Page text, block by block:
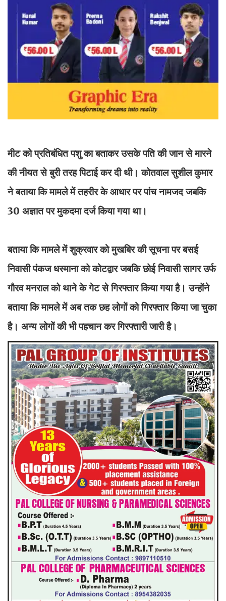
मीट को प्रतिबंधित पशु का बताकर उसके पति की जान से मारने
की नीयत से बुरी तरह पिटाई कर दी थी। कोतवाल सुशील कुमार
ने बताया कि मामले में तहरीर के आधार पर पांच नामजद जबकि
30 अज्ञात पर मुकदमा दर्ज किया गया था।
बताया कि मामले में शुक्रवार को मुखबिर की सूचना पर बसई
निवासी पंकज धस्माना को कोटद्वार जबकि छोई निवासी सागर उर्फ
गौरव मनराल को थाने के गेट से गिरफ्तार किया गया है। उन्होंने
बताया कि मामले में अब तक छह लोगों को गिरफ्तार किया जा चुका
है। अन्य लोगों की भी पहचान कर गिरफ्तारी जारी है।